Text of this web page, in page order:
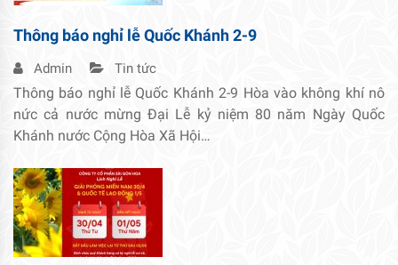
Thông báo nghỉ lễ Quốc Khánh 2-9
Admin Tin tức
Thông báo nghỉ lễ Quốc Khánh 2-9 Hòa vào không khí nô
nức cả nước mừng Đại Lễ kỷ niệm 80 năm Ngày Quốc
Khánh nước Cộng Hòa Xã Hội…